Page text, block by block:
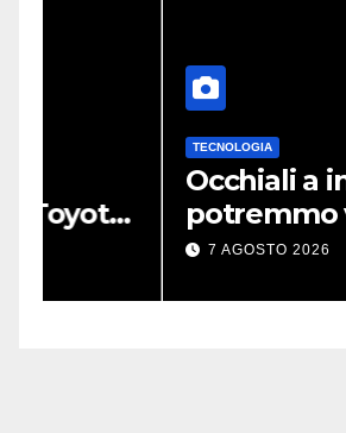
Occhiali a
potremmo vedere
oggi è invisibile
7 AGOSTO 2026 ADMIN